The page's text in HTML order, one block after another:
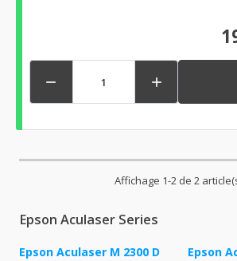
 
Affichage 1-2 de 2
Epson Aculaser Series
Epson Aculaser M 2300 D Epson